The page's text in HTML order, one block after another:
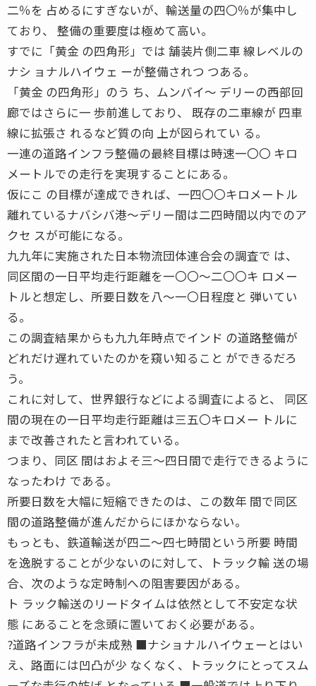
二％を 占めるにすぎないが、輸送量の四〇％が集中し
ており、 整備の重要度は極めて高い。
すでに「黄金 の四角形」では 舗装片側二車 線レベルの
ナシ ョナルハイウェ ーが整備されつ つある。
「黄金 の四角形」のう ち、ムンバイ〜 デリーの西部回
廊ではさらに一 歩前進しており、 既存の二車線が 四車
線に拡張さ れるなど質の向 上が図られてい る。
一連の道路インフラ整備の最終目標は時速一〇〇 キロ
メートルでの走行を実現することにある。
仮にこ の目標が達成できれば、一四〇〇キロメートル
離れているナバシバ港〜デリー間は二四時間以内でのア
クセ スが可能になる。
九九年に実施された日本物流団体連合会の調査で は、
同区間の一日平均走行距離を一〇〇〜二〇〇キ ロメー
トルと想定し、所要日数を八〜一〇日程度と 弾いてい
る。
この調査結果からも九九年時点でインド の道路整備が
どれだけ遅れていたのかを窺い知ること ができるだろ
う。
これに対して、世界銀行などによる調査によると、 同区
間の現在の一日平均走行距離は三五〇キロメー トルに
まで改善されたと言われている。
つまり、同区 間はおよそ三〜四日間で走行できるように
なったわけ である。
所要日数を大幅に短縮できたのは、この数年 間で同区
間の道路整備が進んだからにほかならない。
もっとも、鉄道輸送が四二〜四七時間という所要 時間
を逸脱することが少ないのに対して、トラック輸 送の場
合、次のような定時制への阻害要因がある。
ト ラック輸送のリードタイムは依然として不安定な状
態 にあることを念頭に置いておく必要がある。
?道路インフラが未成熟 ■ナショナルハイウェーとはい
え、路面には凹凸が少 なくなく、トラックにとってスム